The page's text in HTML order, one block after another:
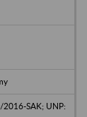
SAK; UNP: